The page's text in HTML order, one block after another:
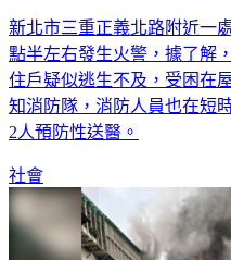
新北市三重正義北路附近一
點半左右發生火警，據了解
住戶疑似逃生不及，受困在
知消防隊，消防人員也在短
2人預防性送醫。
社會